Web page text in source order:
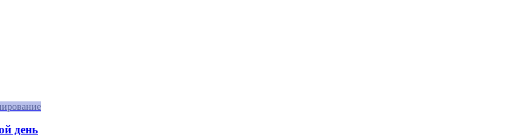
день